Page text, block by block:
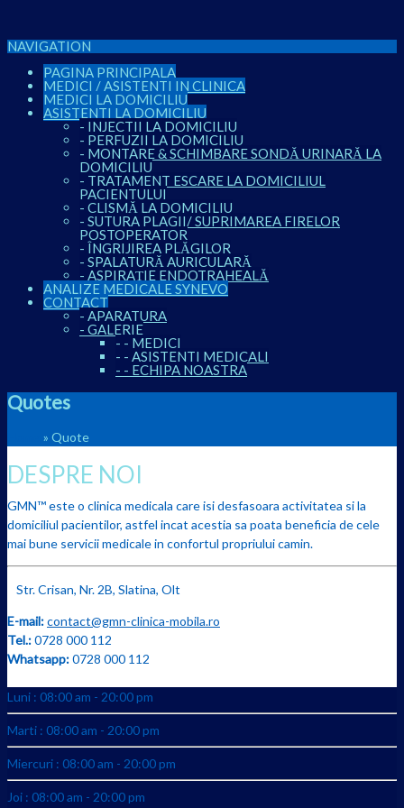
NAVIGATION
PAGINA PRINCIPALA
MEDICI / ASISTENTI IN CLINICA
MEDICI LA DOMICILIU
ASISTENTI LA DOMICILIU
- INJECTII LA DOMICILIU
- PERFUZII LA DOMICILIU
- MONTARE & SCHIMBARE SONDĂ URINARĂ LA
DOMICILIU
- TRATAMENT ESCARE LA DOMICILIUL
PACIENTULUI
- CLISMĂ LA DOMICILIU
- SUTURA PLAGII/ SUPRIMAREA FIRELOR
POSTOPERATOR
- ÎNGRIJIREA PLĂGILOR
- SPALATURĂ AURICULARĂ
- ASPIRAȚIE ENDOTRAHEALĂ
ANALIZE MEDICALE SYNEVO
CONTACT
- APARATURA
- GALERIE
- - MEDICI
- - ASISTENTI MEDICALI
- - ECHIPA NOASTRA
Quotes
» Quote
DESPRE NOI
GMN™ este o clinica medicala care isi desfasoara activitatea si la
domiciliul pacientilor, astfel incat acestia sa poata beneficia de cele
mai bune servicii medicale in confortul propriului camin.
Str. Crisan, Nr. 2B, Slatina, Olt
E-mail:contact@gmn-clinica-mobila.ro
Tel.:0728 000 112
Whatsapp:0728 000 112
Luni : 08:00 am - 20:00 pm
Marti : 08:00 am - 20:00 pm
Miercuri : 08:00 am - 20:00 pm
Joi : 08:00 am - 20:00 pm